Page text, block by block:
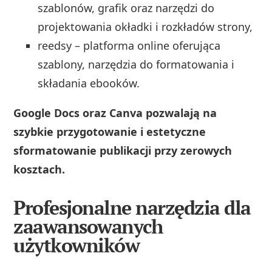
szablonów, grafik oraz narzędzi do
projektowania okładki i rozkładów strony,
reedsy – platforma online oferująca
szablony, narzędzia do formatowania i
składania ebooków.
Google Docs oraz Canva pozwalają na
szybkie przygotowanie i estetyczne
sformatowanie publikacji przy zerowych
kosztach.
Profesjonalne narzędzia dla
zaawansowanych
użytkowników